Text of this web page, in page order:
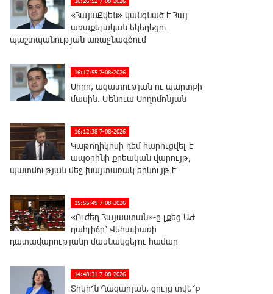
«ՀայաՔվեն» կանգնած է Հայ
առաքելական եկեղեցու
պաշտպանության առաջնագծում
16:17:55 7-08-2026
Սիրո, ազատության ու պարտքի
մասին. Մենուա Սողոմոնյան
16:12:38 7-08-2026
Կաթողիկոսի դեմ հարուցվել է
ապօրինի քրեական վարույթ,
պատմության մեջ խայտառակ երևույթ է
15:55:49 7-08-2026
«Ուժեղ Հայաստան»-ը լքեց ԱԺ
դահլիճը՝ Վեհափառի
դատավարությանը մասնակցելու համար
14:48:31 7-08-2026
Տիկի՜ն Ղազարյան, ցույց տվե՜ք